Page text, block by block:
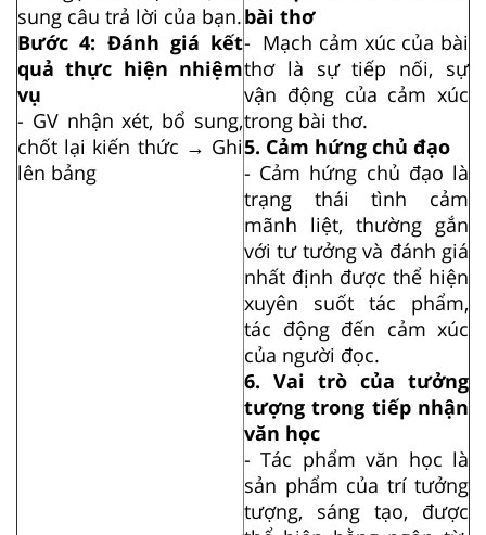
sung câu trả lời của bạn.
Bước 4: Đánh giá kết
quả thực hiện nhiệm
vụ
- GV nhận xét, bổ sung,
chốt lại kiến thức → Ghi
lên bảng
bài thơ
- Mạch cảm xúc của bài
thơ là sự tiếp nối, sự
vận động của cảm xúc
trong bài thơ.
5. Cảm hứng chủ đạo
- Cảm hứng chủ đạo là
trạng thái tình cảm
mãnh liệt, thường gắn
với tư tưởng và đánh giá
nhất định được thể hiện
xuyên suốt tác phẩm,
tác động đến cảm xúc
của người đọc.
6. Vai trò của tưởng
tượng trong tiếp nhận
văn học
- Tác phẩm văn học là
sản phẩm của trí tưởng
tượng, sáng tạo, được